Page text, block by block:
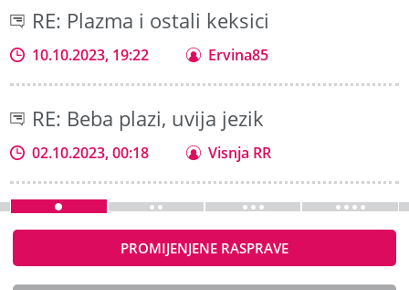
RE: Plazma i ostali keksici
10.10.2023, 19:22 Ervina85
RE: Beba plazi, uvija jezik
02.10.2023, 00:18 Visnja RR
PROMIJENJENE RASPRAVE